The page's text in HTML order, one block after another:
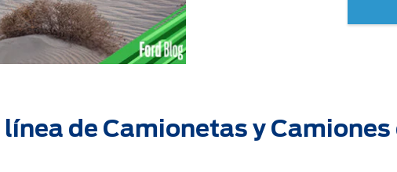
línea de Camionetas y